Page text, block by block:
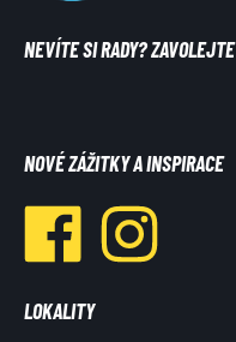
NEVÍTE SI RADY? ZAVOLEJTE
NOVÉ ZÁŽITKY A INSPIRACE
LOKALITY